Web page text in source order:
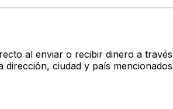
al enviar o recibir dinero a
ciudad y país